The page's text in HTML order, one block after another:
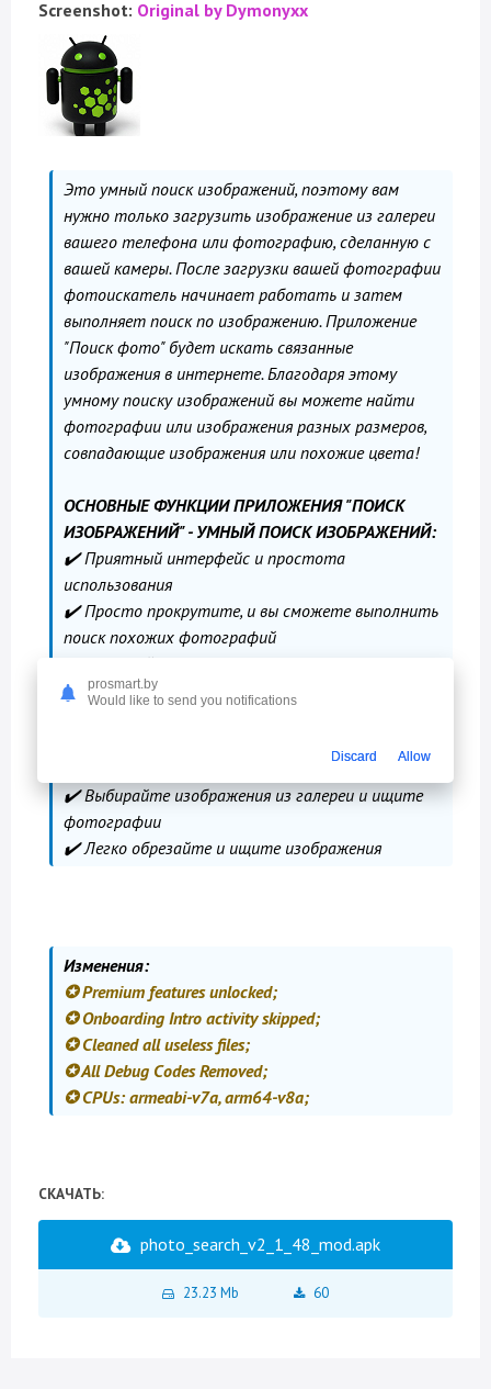
Screenshot: Original by Dymonyxx
Это умный поиск изображений, поэтому вам
нужно только загрузить изображение из галереи
вашего телефона или фотографию, сделанную с
вашей камеры. После загрузки вашей фотографии
фотоискатель начинает работать и затем
выполняет поиск по изображению. Приложение
"Поиск фото" будет искать связанные
изображения в интернете. Благодаря этому
умному поиску изображений вы можете найти
фотографии или изображения разных размеров,
совпадающие изображения или похожие цвета!
ОСНОВНЫЕ ФУНКЦИИ ПРИЛОЖЕНИЯ "ПОИСК
ИЗОБРАЖЕНИЙ" - УМНЫЙ ПОИСК ИЗОБРАЖЕНИЙ:
✔️ Приятный интерфейс и простота
использования
✔️ Просто прокрутите, и вы сможете выполнить
поиск похожих фотографий
✔️ Быстрый фотоискатель с умным поиском
изображений
✔️ Выбирайте изображения из галереи и ищите
фотографии
✔️ Легко обрезайте и ищите изображения
Изменения:
✪ Premium features unlocked;
✪ Onboarding Intro activity skipped;
✪ Cleaned all useless files;
✪ All Debug Codes Removed;
✪ CPUs: armeabi-v7a, arm64-v8a;
СКАЧАТЬ:
photo_search_v2_1_48_mod.apk
23.23 Mb 60
prosmart.by
Would like to send you notifications
Discard Allow